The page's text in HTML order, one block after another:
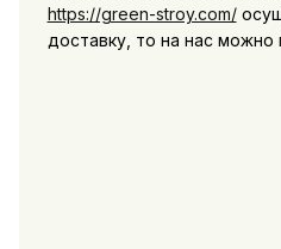
https://green-stroy.com/
доставку, то на нас можно